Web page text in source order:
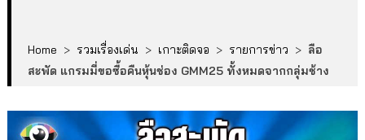
Home > รวมเรื่องเด่น > เกาะติดจอ > รายการข่าว > ลือ
สะพัด แกรมมี่ขอซื้อคืนหุ้นช่อง GMM25 ทั้งหมดจากกลุ่มช้าง